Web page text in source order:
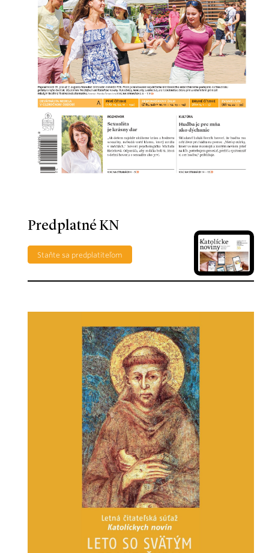
Predplatné KN
Staňte sa predplatiteľom